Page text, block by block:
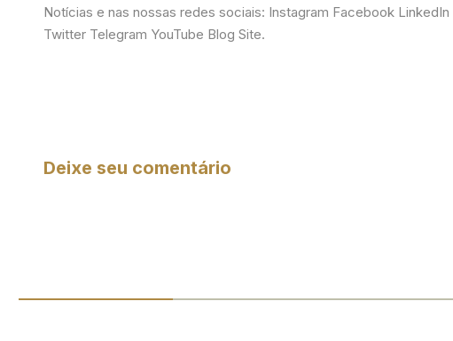
Notícias e nas nossas redes sociais: Instagram Facebook LinkedIn
Twitter Telegram YouTube Blog Site.
Deixe seu comentário